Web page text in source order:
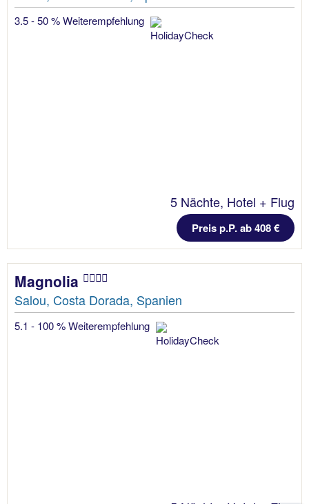
3.5 - 50 % Weiterempfehlung
5 Nächte, Hotel + Flug
Preis p.P. ab 408 €
Magnolia
Salou, Costa Dorada, Spanien
5.1 - 100 % Weiterempfehlung